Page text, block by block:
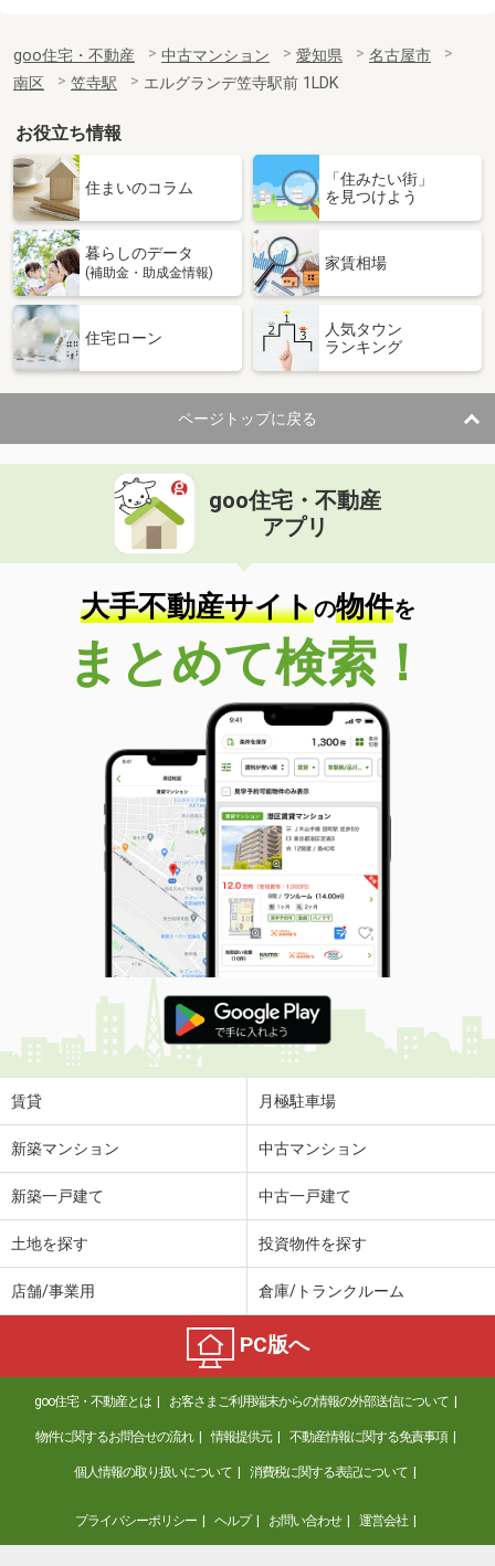
goo住宅・不動産 中古マンション 愛知県
名古屋市
南区
笠寺駅 エルグランデ笠寺駅前 1LDK
お役立ち情報
住まいのコラム
「住みたい街」
を見つけよう
暮らしのデータ
(補助金・助成金情報)
家賃相場
住宅ローン
人気タウン
ランキング
ページトップに戻る
goo住宅・不動産
アプリ
大手不動産サイトの物件を
まとめて検索！
賃貸 月極駐車場
新築マンション 中古マンション
新築一戸建て 中古一戸建て
土地を探す 投資物件を探す
店舗/事業用 倉庫/トランクルーム
PC版へ
goo住宅・不動産とは お客さまご利用端末からの情報の外部送信について
物件に関するお問合せの流れ 情報提供元 不動産情報に関する免責事項
個人情報の取り扱いについて 消費税に関する表記について
プライバシーポリシー ヘルプ お問い合わせ 運営会社